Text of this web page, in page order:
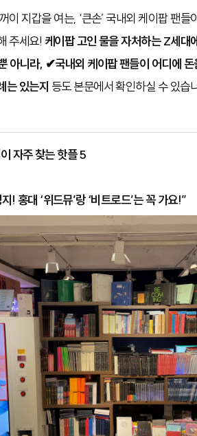
이 지갑을 여는, ‘큰손’ 국내외 케이팝 팬
주세요! 케이팝 고인 물을 자처하는 Z세대
아니라, ✔국내외 케이팝 팬들이 어디에
는 있는지 등도 본문에서 확인하실 수 있습
자주 찾는 핫플 5
! 홍대 ‘위드뮤’랑 ‘비트로드’는 꼭 가요!”